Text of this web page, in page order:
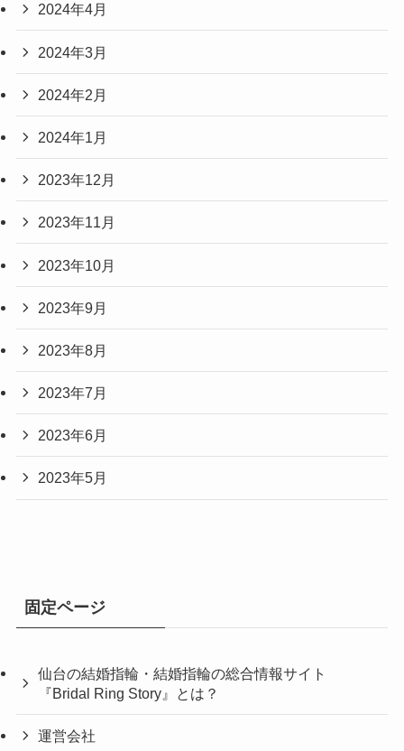
2024年4月
2024年3月
2024年2月
2024年1月
2023年12月
2023年11月
2023年10月
2023年9月
2023年8月
2023年7月
2023年6月
2023年5月
固定ページ
仙台の結婚指輪・結婚指輪の総合情報サイト
『Bridal Ring Story』とは？
運営会社